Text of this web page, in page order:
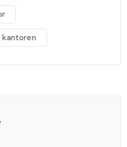
kantoren